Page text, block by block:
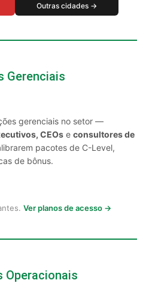
Outras cidades →
Gerenciais
gerenciais no setor —
CEOs e consultores de
pacotes de C-Level,
de bônus.
Ver planos de acesso →
Operacionais